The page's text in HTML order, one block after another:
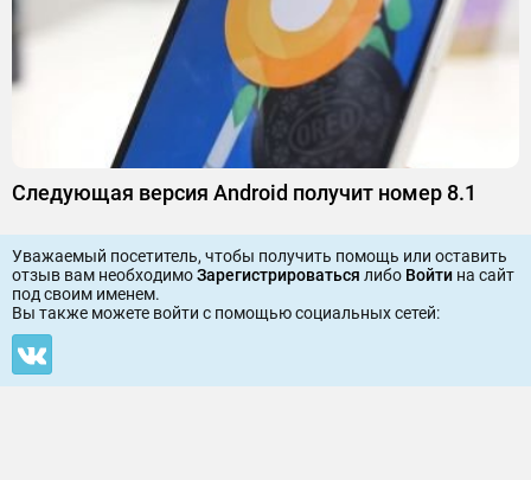
Следующая версия Android получит номер 8.1
Уважаемый посетитель, чтобы получить помощь или оставить
отзыв вам необходимоЗарегистрироваться либо Войти на сайт
под своим именем.
Вы также можете войти c помощью социальных сетей: